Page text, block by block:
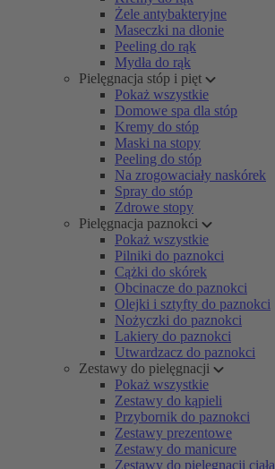
Żele antybakteryjne
Maseczki na dłonie
Peeling do rąk
Mydła do rąk
Pielęgnacja stóp i pięt
Pokaż wszystkie
Domowe spa dla stóp
Kremy do stóp
Maski na stopy
Peeling do stóp
Na zrogowaciały naskórek
Spray do stóp
Zdrowe stopy
Pielęgnacja paznokci
Pokaż wszystkie
Pilniki do paznokci
Cążki do skórek
Obcinacze do paznokci
Olejki i sztyfty do paznokci
Nożyczki do paznokci
Lakiery do paznokci
Utwardzacz do paznokci
Zestawy do pielęgnacji
Pokaż wszystkie
Zestawy do kąpieli
Przybornik do paznokci
Zestawy prezentowe
Zestawy do manicure
Zestawy do pielęgnacji ciała